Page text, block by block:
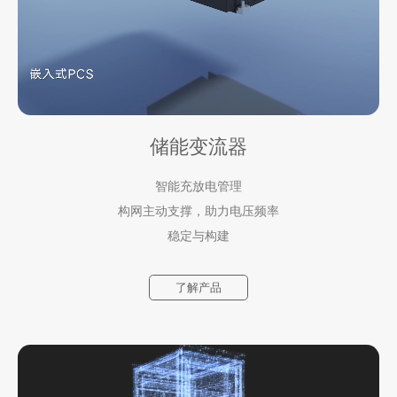
储能变流器
智能充放电管理
构网主动支撑，助力电压频率
稳定与构建
了解产品